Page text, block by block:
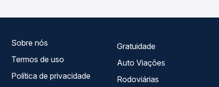
Sobre nós
Termos de uso
Política de privacidade
Gratuidade
Auto Viações
Rodoviárias